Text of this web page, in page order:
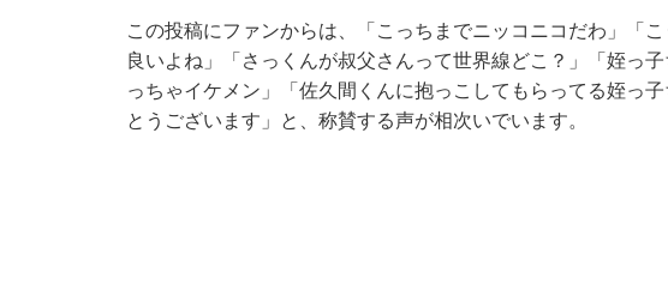
この投稿にファンからは、「こっちまでニッコニコだわ」「
良いよね」「さっくんが叔父さんって世界線どこ？」「姪っ
っちゃイケメン」「佐久間くんに抱っこしてもらってる姪っ
とうございます」と、称賛する声が相次いでいます。